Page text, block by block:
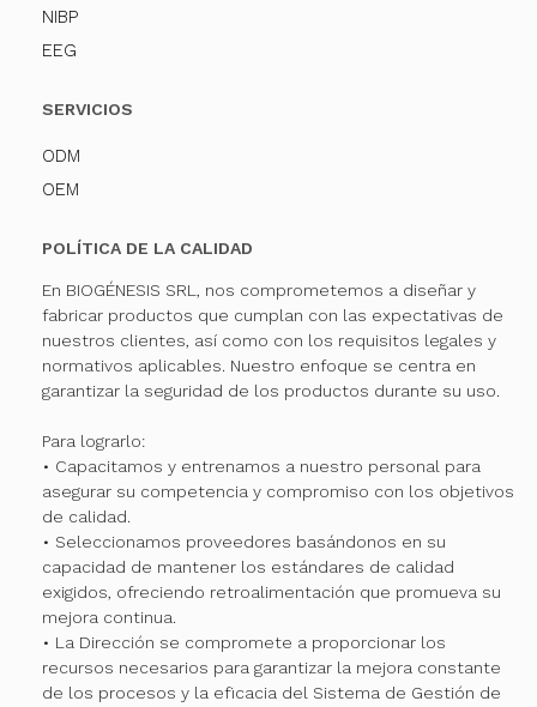
NIBP
EEG
SERVICIOS
ODM
OEM
POLÍTICA DE LA CALIDAD
En BIOGÉNESIS SRL, nos comprometemos a diseñar y
fabricar productos que cumplan con las expectativas de
nuestros clientes, así como con los requisitos legales y
normativos aplicables. Nuestro enfoque se centra en
garantizar la seguridad de los productos durante su uso.
Para lograrlo:
• Capacitamos y entrenamos a nuestro personal para
asegurar su competencia y compromiso con los objetivos
de calidad.
• Seleccionamos proveedores basándonos en su
capacidad de mantener los estándares de calidad
exigidos, ofreciendo retroalimentación que promueva su
mejora continua.
• La Dirección se compromete a proporcionar los
recursos necesarios para garantizar la mejora constante
de los procesos y la eficacia del Sistema de Gestión de